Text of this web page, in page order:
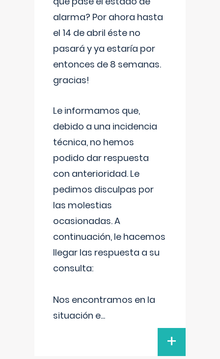
alarma? Por ahora hasta
el 14 de abril éste no
pasará y ya estaría por
entonces de 8 semanas.
gracias!
Le informamos que,
debido a una incidencia
técnica, no hemos
podido dar respuesta
con anterioridad. Le
pedimos disculpas por
las molestias
ocasionadas. A
continuación, le hacemos
llegar las respuesta a su
consulta:
Nos encontramos en la
situación e...
+